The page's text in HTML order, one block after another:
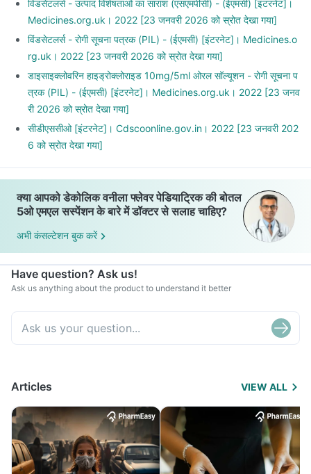
विंडसेटलर्स - उत्पाद विशेषताओं का सारांश (एसएमपीसी) - (ईएमसी) [इंटरनेट]।
Medicines.org.uk। 2022 [23 जनवरी 2026 को स्रोत देखा गया]
विंडसेटलर्स - रोगी सूचना पत्रक (PIL) - (ईएमसी) [इंटरनेट]। Medicines.o
rg.uk। 2022 [23 जनवरी 2026 को स्रोत देखा गया]
डाइसाइक्लोवरिन हाइड्रोक्लोराइड 10mg/5ml ओरल सॉल्यूशन - रोगी सूचना प
त्रक (PIL) - (ईएमसी) [इंटरनेट]। Medicines.org.uk। 2022 [23 जनव
री 2026 को स्रोत देखा गया]
सीडीएससीओ [इंटरनेट]। Cdscoonline.gov.in। 2022 [23 जनवरी 202
6 को स्रोत देखा गया]
क्या आपको डेकोलिक वनीला फ्लेवर पेडियाट्रिक की बोतल
5ओ एमएल सस्पेंशन के बारे में डॉक्टर से सलाह चाहिए?
अभी कंसल्टेशन बुक करें
Have question? Ask us!
Ask us anything about the product to understand it better
Articles VIEW ALL